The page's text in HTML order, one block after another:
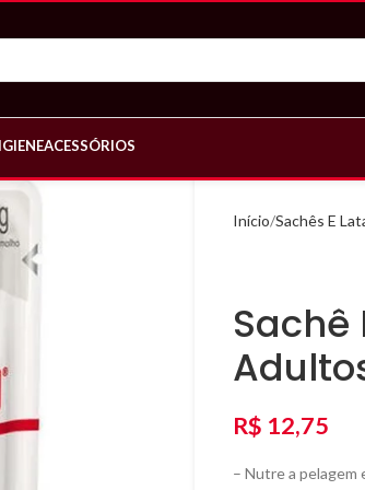
ACESSÓRIOS
Início Sachês E
Sachê
R$ 12,75
– Nutre a pelagem